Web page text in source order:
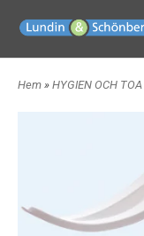
Hem » HYGIEN OCH TOA